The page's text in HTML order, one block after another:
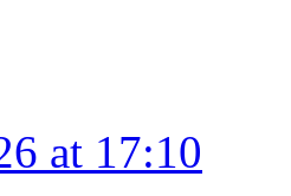
at 17:10